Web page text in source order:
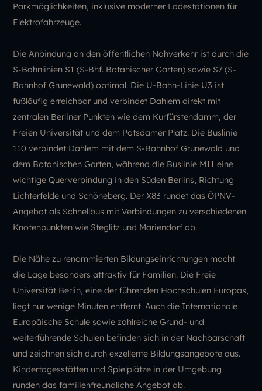
Parkmöglichkeiten, inklusive moderner Ladestationen für
Elektrofahrzeuge.
Die Anbindung an den öffentlichen Nahverkehr ist durch die
S-Bahnlinien S1 (S-Bhf. Botanischer Garten) sowie S7 (S-
Bahnhof Grunewald) optimal. Die U-Bahn-Linie U3 ist
fußläufig erreichbar und verbindet Dahlem direkt mit
zentralen Berliner Punkten wie dem Kurfürstendamm, der
Freien Universität und dem Potsdamer Platz. Die Buslinie
110 verbindet Dahlem mit dem S-Bahnhof Grunewald und
dem Botanischen Garten, während die Buslinie M11 eine
wichtige Querverbindung in den Süden Berlins, Richtung
Lichterfelde und Schöneberg. Der X83 rundet das ÖPNV-
Angebot als Schnellbus mit Verbindungen zu verschiedenen
Knotenpunkten wie Steglitz und Mariendorf ab.
Die Nähe zu renommierten Bildungseinrichtungen macht
die Lage besonders attraktiv für Familien. Die Freie
Universität Berlin, eine der führenden Hochschulen Europas,
liegt nur wenige Minuten entfernt. Auch die Internationale
Europäische Schule sowie zahlreiche Grund- und
weiterführende Schulen befinden sich in der Nachbarschaft
und zeichnen sich durch exzellente Bildungsangebote aus.
Kindertagesstätten und Spielplätze in der Umgebung
runden das familienfreundliche Angebot ab.